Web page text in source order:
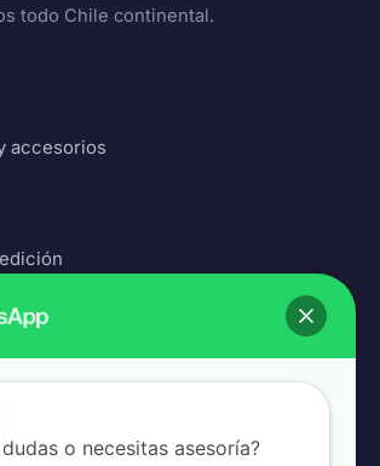
todo Chile continental.
accesorios
dudas o necesitas asesoría?